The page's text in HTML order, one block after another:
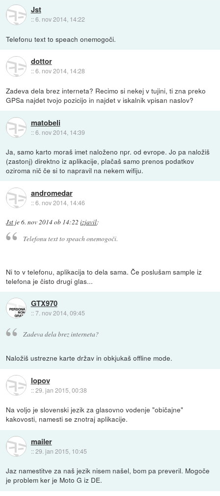
Jst
::6. nov 2014, 14:22
Telefonu text to speach onemogoči.
dottor
::6. nov 2014, 14:28
Zadeva dela brez interneta? Recimo si nekej v tujini, ti zna preko
GPSa najdet tvojo pozicijo in najdet v iskalnik vpisan naslov?
matobeli
::6. nov 2014, 14:39
Ja, samo karto moraš imet naloženo npr. od evrope. Jo pa naložiš
(zastonj) direktno iz aplikacije, plačaš samo prenos podatkov
oziroma nič če si to napravil na nekem wifiju.
andromedar
::6. nov 2014, 14:46
Jst je6. nov 2014 ob 14:22 izjavil:
Telefonu text to speach onemogoči.
Ni to v telefonu, aplikacija to dela sama. Če poslušam sample iz
telefona je čisto drugi glas...
GTX970
::7. nov 2014, 09:45
Zadeva dela brez interneta?
Naložiš ustrezne karte držav in obkjukaš offline mode.
lopov
::29. jan 2015, 00:38
Na voljo je slovenski jezik za glasovno vodenje "običajne"
kakovosti, namesti se znotraj aplikacije.
mailer
::29. jan 2015, 10:45
Jaz namestitve za naš jezik nisem našel, bom pa preveril. Mogoče
je problem ker je Moto G iz DE.